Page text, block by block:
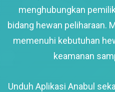
menghubungkan
bidang hewan peliharaan.
memenuhi kebutuhan
keamanan
Unduh Aplikasi Anabul